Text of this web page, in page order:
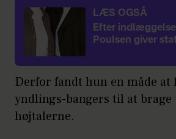
LÆS OGSÅ
Efter
Poulsen giver
Derfor fandt hun en måde at
yndlings-bangers til at brage
højtalerne.